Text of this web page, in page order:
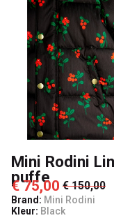
Kids
Mini Rodini
puffe
€ 75,00 € 150,00
Brand: Mini Rodini
Kleur: Black